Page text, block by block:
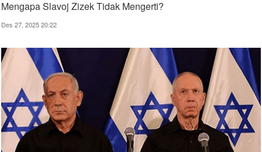
Mengapa Slavoj Zizek Tidak Mengerti?
Des 27, 2025 20:22